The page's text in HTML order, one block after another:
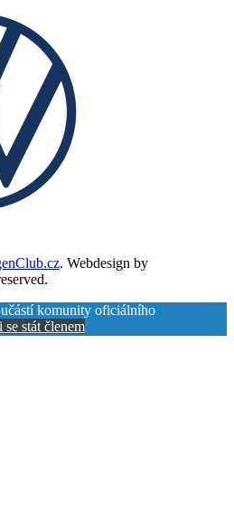
. Webdesign by
komunity oficiálního
se stát členem